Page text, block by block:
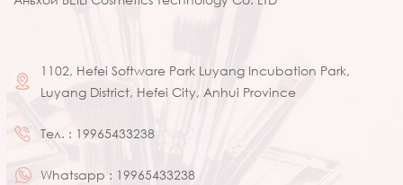
1102, Hefei Software Park Luyang Incubation Park,
Luyang District, Hefei City, Anhui Province
Тел. : 19965433238
Whatsapp : 19965433238